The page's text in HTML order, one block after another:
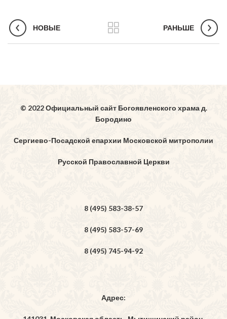
НОВЫЕ РАНЬШЕ
© 2022 Официальный сайт Богоявленского храма д.
Бородино
Сергиево-Посадской епархии Московской митрополии
Русской Православной Церкви
8 (495) 583-38-57
8 (495) 583-57-69
8 (495) 745-94-92
Адрес: